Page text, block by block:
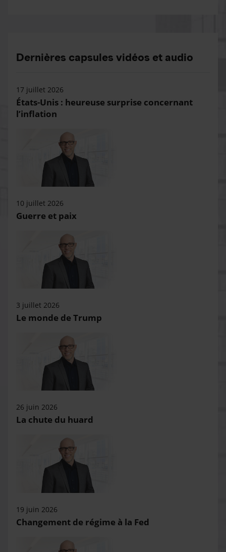
Dernières capsules vidéos et audio
17 juillet 2026
États-Unis : heureuse surprise concernant
l’inflation
10 juillet 2026
Guerre et paix
3 juillet 2026
Le monde de Trump
26 juin 2026
La chute du huard
19 juin 2026
Changement de régime à la Fed